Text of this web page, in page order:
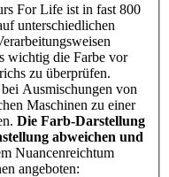
For Life ist in fast 800
unterschiedlichen
wichtig die Farbe vor
zu überprüfen.
Ausmischungen von
Maschinen zu einer
Die Farb-Darstellung
abweichen und
Nuancenreichtum
angeboten: